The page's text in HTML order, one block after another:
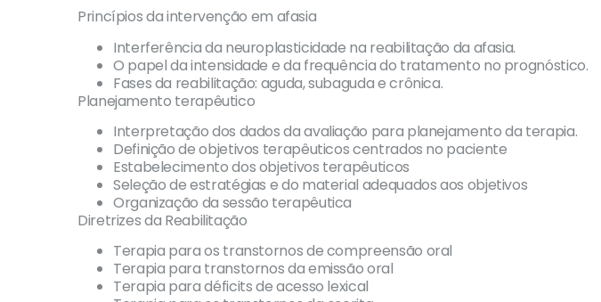
Princípios da intervenção em afasia
Interferência da neuroplasticidade na reabilitação da afasia.
O papel da intensidade e da frequência do tratamento no prognóstico.
Fases da reabilitação: aguda, subaguda e crônica.
Planejamento terapêutico
Interpretação dos dados da avaliação para planejamento da terapia.
Definição de objetivos terapêuticos centrados no paciente
Estabelecimento dos objetivos terapêuticos
Seleção de estratégias e do material adequados aos objetivos
Organização da sessão terapêutica
Diretrizes da Reabilitação
Terapia para os transtornos de compreensão oral
Terapia para transtornos da emissão oral
Terapia para déficits de acesso lexical